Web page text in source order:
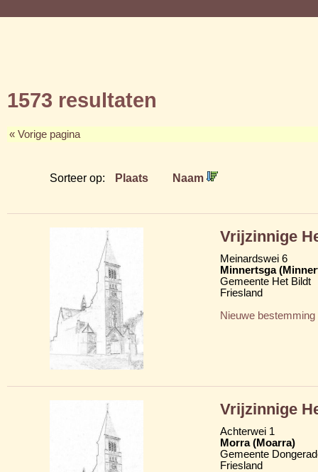
1573 resultaten
« Vorige pagina
Sorteer op: Plaats Naam
Vrijzinnige
Meinardswei 6
Minnertsga
Gemeente Het Bildt
Friesland
Nieuwe bestemming
Vrijzinnige
Achterwei 1
Morra (Moarra)
Gemeente
Friesland